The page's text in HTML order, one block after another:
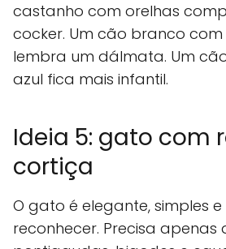
castanho com orelhas
cocker. Um cão branco
lembra um dálmata. Um
azul fica mais infantil.
Ideia 5: gato com
cortiça
O gato é elegante, simples
reconhecer. Precisa apenas